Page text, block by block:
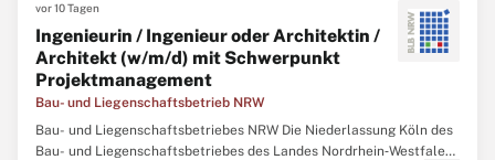
vor 10 Tagen
Ingenieurin / Ingenieur oder Architektin /
Architekt (w/m/d) mit Schwerpunkt
Projektmanagement
Bau- und Liegenschaftsbetrieb NRW
Bau- und Liegenschaftsbetriebes NRW Die Niederlassung Köln des
Bau- und Liegenschaftsbetriebes des Landes Nordrhein‑Westfalen